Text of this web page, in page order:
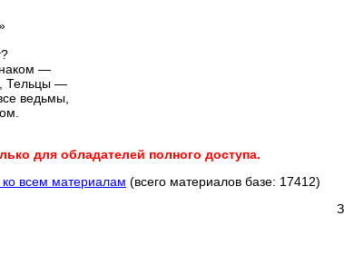
—
Тельцы —
для обладателей полного доступа.
ко всем материалам (всего материалов базе: 17412)